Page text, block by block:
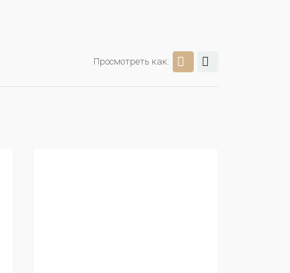
Просмотреть как: